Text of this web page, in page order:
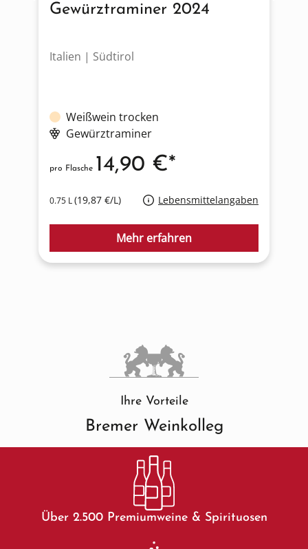
Gewürztraminer 2024
Italien | Südtirol
Weißwein trocken
Gewürztraminer
0.75 L(19,87 €/L) Lebensmittelangaben
pro Flasche 14,90 €*
Mehr erfahren
Ihre Vorteile
Bremer Weinkolleg
Über 2.500 Premiumweine & Spirituosen